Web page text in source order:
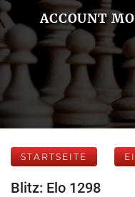
ACCOUNT
STARTSEITE
Blitz: Elo 1298